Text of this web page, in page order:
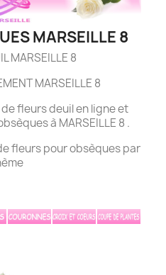
MARSEILLE 8
MARSEILLE 8
MARSEILLE 8
fleurs deuil en ligne et
à MARSEILLE 8 .
fleurs pour obsèques par